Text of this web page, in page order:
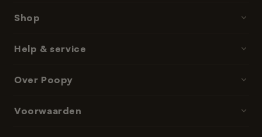
Shop
Accessoires
Help & service
Bezorgtijden
Over Poopy
Voorwaarden